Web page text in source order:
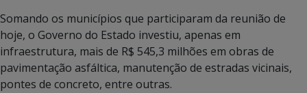
Somando os municípios que participaram da reunião de
hoje, o Governo do Estado investiu, apenas em
infraestrutura, mais de R$ 545,3 milhões em obras de
pavimentação asfáltica, manutenção de estradas vicinais,
pontes de concreto, entre outras.